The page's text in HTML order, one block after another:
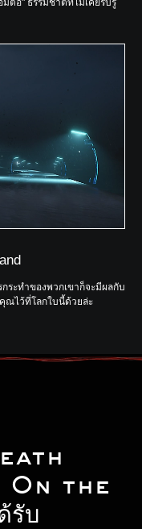
มต่อ" ธรรมชาติที่ไม่เคยรับรู้
ระทำของพวกเขาก็จะมีผลกับ
ณไว้ที่โลกใบนี้ด้วยล่ะ
On the
รับ